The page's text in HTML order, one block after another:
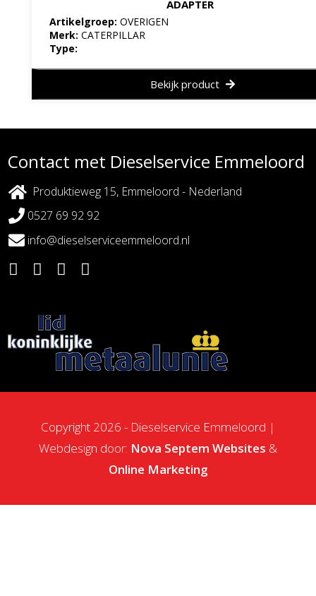
ADAPTER
Artikelgroep: OVERIGEN
Merk: CATERPILLAR
Type:
Bekijk product
Contact met Dieselservice Emmeloord
Produktieweg 15, Emmeloord - Nederland
0527 69 92 92
info@dieselserviceemmeloord.nl
Copyright 2026 - Dieselservice Emmeloord |
Webdesign door: Nova Septem Websites &
Online Marketing